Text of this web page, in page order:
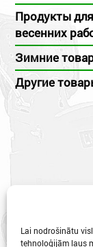
Lai nodrošinātu
tehnoloģijām ļaus
Продукты для
весенних
Зимние
Другие